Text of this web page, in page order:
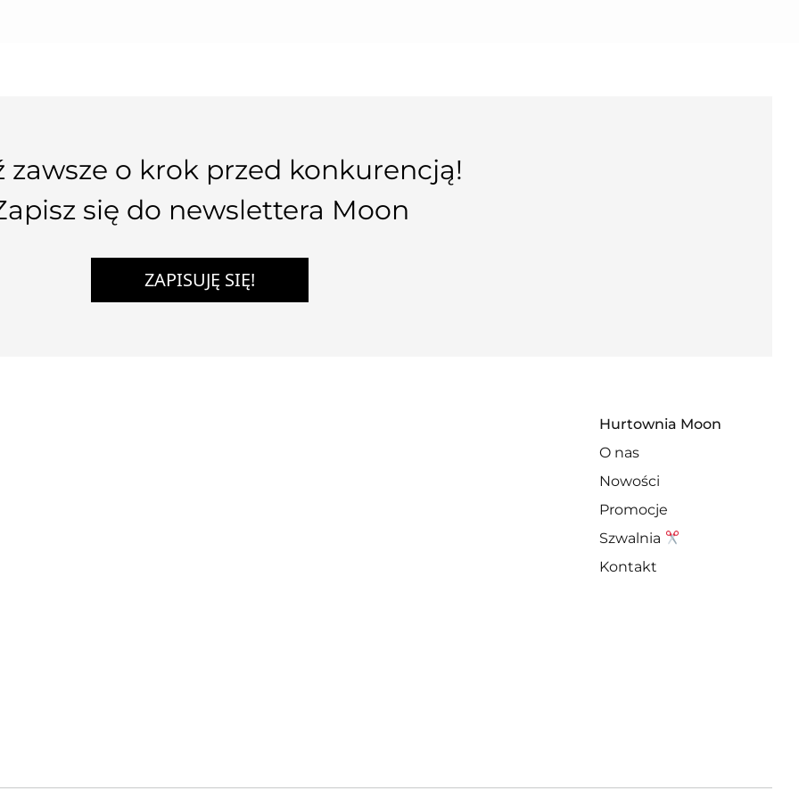
zawsze o krok przed konkurencją!
się do newslettera Moon
ZAPISUJĘ SIĘ!
Hurtownia Moon
O nas
Nowości
Promocje
Szwalnia
Kontakt